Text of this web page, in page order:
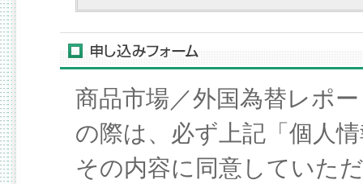
商品市場／外国為替レポ
の際は、必ず上記「個人
その内容に同意していた